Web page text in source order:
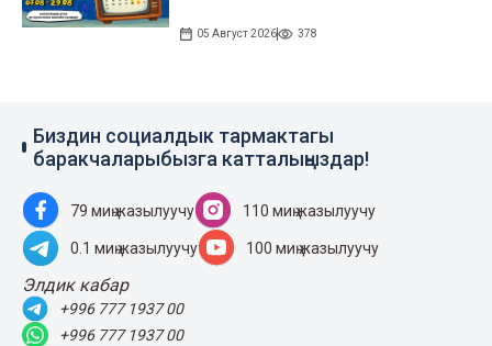
05 Август 2026 378
Биздин социалдык тармактагы
баракчаларыбызга катталыңыздар!
79 миң жазылуучу 110 миң жазылуучу
0.1 миң жазылуучу 100 миң жазылуучу
Элдик кабар
+996 777 1937 00
+996 777 1937 00